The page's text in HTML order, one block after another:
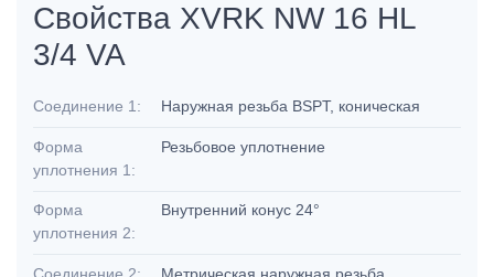
Свойства XVRK NW 16 HL
3/4 VA
Соединение 1: Наружная резьба BSPT, коническая
Форма
уплотнения 1:
Резьбовое уплотнение
Форма
уплотнения 2:
Внутренний конус 24°
Соединение 2:
Метрическая наружная резьба,